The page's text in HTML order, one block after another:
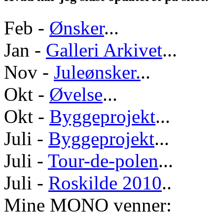
Feb - Ønsker...
Jan - Galleri Arkivet...
Nov - Juleønsker...
Okt - Øvelse...
Okt - Byggeprojekt...
Juli - Byggeprojekt...
Juli - Tour-de-polen...
Juli - Roskilde 2010..
Mine MONO venner: